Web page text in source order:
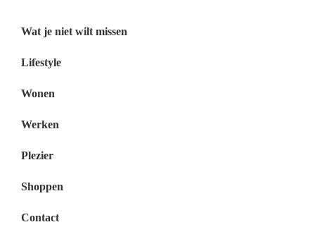
Wat je niet wilt missen
Lifestyle
Wonen
Werken
Plezier
Shoppen
Contact